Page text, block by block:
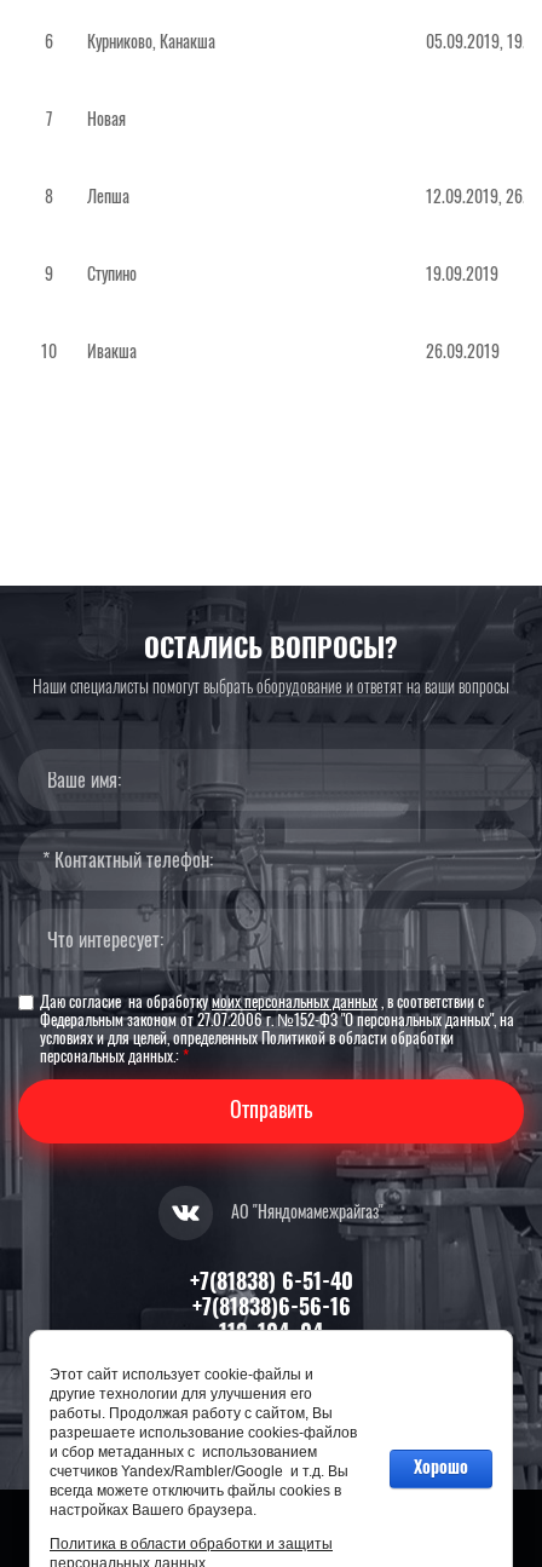
6 Курниково, Канакша 05.09.2019,
7 Новая
8 Лепша 12.09.2019,
9 Ступино 19.09.2019
10 Ивакша 26.09.2019
ОСТАЛИСЬ ВОПРОСЫ?
Наши специалисты помогут выбрать оборудование и ответят на ваши вопросы
Даю согласие на обработку моих персональных данных , в соответствии с
Федеральным законом от 27.07.2006 г. №152-ФЗ "О персональных данных", на
условиях и для целей, определенных Политикой в области обработки
персональных данных.: *
Отправить
АО "Няндомамежрайгаз"
+7(81838) 6-51-40
+7(81838)6-56-16
112, 104, 04
164200, Архангельская область,
г. Няндома, ул. П.Морозова, д. 13
2014 - 2026 год
Этот сайт использует cookie-файлы и
другие технологии для улучшения его
работы. Продолжая работу с сайтом, Вы
разрешаете использование cookies-файлов
и сбор метаданных с использованием
счетчиков Yandex/Rambler/Google и т.д. Вы
всегда можете отключить файлы cookies в
настройках Вашего браузера.
Политика в области обработки и защиты
персональных данных
Хорошо